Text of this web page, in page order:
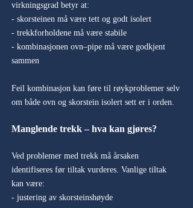
virkningsgrad betyr at:
- skorsteinen må være tett og godt isolert
- trekkforholdene må være stabile
- kombinasjonen ovn–pipe må være godkjent
sammen
Feil kombinasjon kan føre til røykproblemer selv
om både ovn og skorstein isolert sett er i orden.
Manglende trekk – hva kan gjøres?
Ved problemer med trekk må årsaken
identifiseres før tiltak vurderes. Vanlige tiltak
kan være:
- justering av skorsteinshøyde